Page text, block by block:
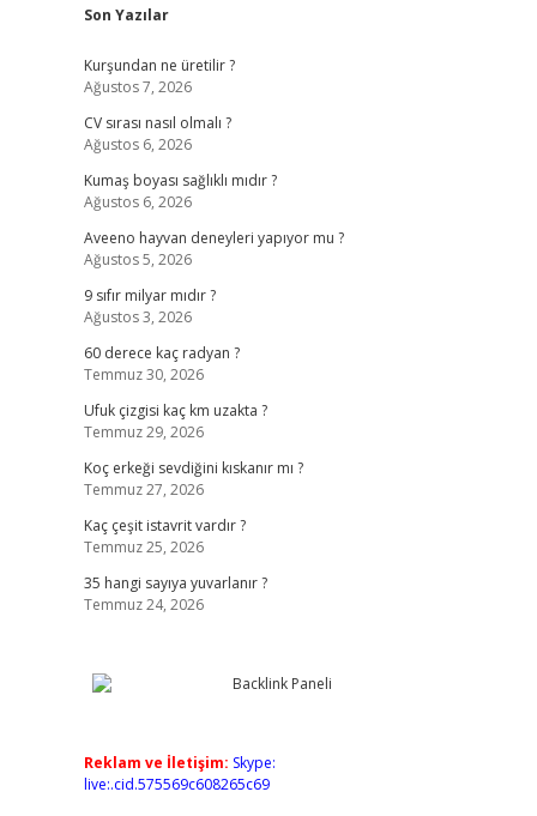
Sidebar
Son Yazılar
Kurşundan ne üretilir ?
Ağustos 7, 2026
CV sırası nasıl olmalı ?
Ağustos 6, 2026
Kumaş boyası sağlıklı mıdır ?
Ağustos 6, 2026
Aveeno hayvan deneyleri yapıyor mu ?
Ağustos 5, 2026
9 sıfır milyar mıdır ?
Ağustos 3, 2026
60 derece kaç radyan ?
Temmuz 30, 2026
Ufuk çizgisi kaç km uzakta ?
Temmuz 29, 2026
Koç erkeği sevdiğini kıskanır mı ?
Temmuz 27, 2026
Kaç çeşit istavrit vardır ?
Temmuz 25, 2026
35 hangi sayıya yuvarlanır ?
Temmuz 24, 2026
Reklam ve İletişim: Skype:
live:.cid.575569c608265c69